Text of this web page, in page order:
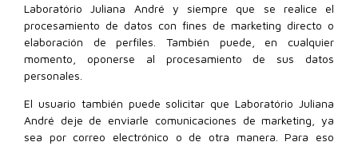
Laboratório Juliana André y siempre que se realice el
procesamiento de datos con fines de marketing directo o
elaboración de perfiles. También puede, en cualquier
momento, oponerse al procesamiento de sus datos
personales.
El usuario también puede solicitar que Laboratório Juliana
André deje de enviarle comunicaciones de marketing, ya
sea por correo electrónico o de otra manera. Para eso